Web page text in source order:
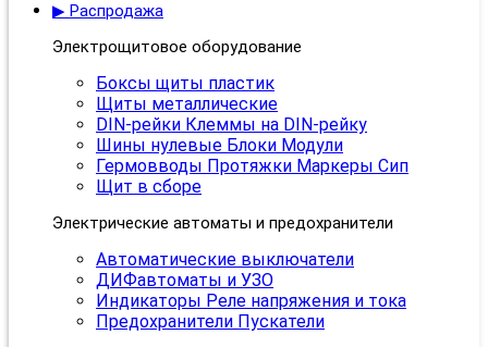
▶ Распродажа
Электрощитовое оборудование
Боксы щиты пластик
Щиты металлические
DIN-рейки Клеммы на DIN-рейку
Шины нулевые Блоки Модули
Гермовводы Протяжки Маркеры Сип
Щит в сборе
Электрические автоматы и предохранители
Автоматические выключатели
ДИФавтоматы и УЗО
Индикаторы Реле напряжения и тока
Предохранители Пускатели